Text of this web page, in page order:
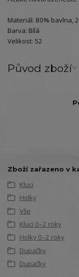
Materiál: 80% bavlna,
Barva: Bílá
Velikost: 52
Původ zboží
Zboží zařazeno v
Kluci
Holky
Vše
Kluci 0–2 roky
Holky 0–2 roky
Dupačky
Dupačky